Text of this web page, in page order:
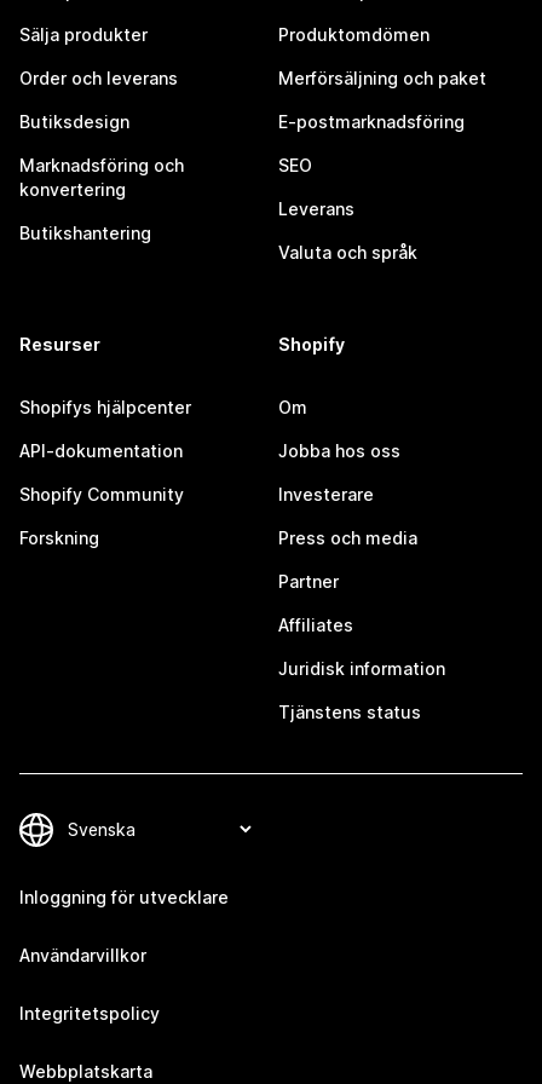
Sälja produkter
Order och leverans
Butiksdesign
Marknadsföring och
konvertering
Butikshantering
Produktomdömen
Merförsäljning och paket
E-postmarknadsföring
SEO
Leverans
Valuta och språk
Resurser
Shopifys hjälpcenter
API-dokumentation
Shopify Community
Forskning
Shopify
Om
Jobba hos oss
Investerare
Press och media
Partner
Affiliates
Juridisk information
Tjänstens status
Inloggning för utvecklare
Användarvillkor
Integritetspolicy
Webbplatskarta